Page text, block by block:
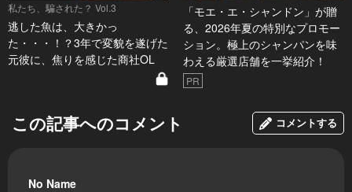
私たち、騙された？ Vol.3
逃した魚は、大きかっ
た・・・！？3年で変貌を遂げた
元彼に、焦りを感じた商社OL
「モエ・エ・シャンドン」が贈
る、2026年夏の特別なプロモー
ション。極上のシャンパンを味
わえる厳選店舗を一挙紹介！
PR
この記事へのコメント コメントする
No Name